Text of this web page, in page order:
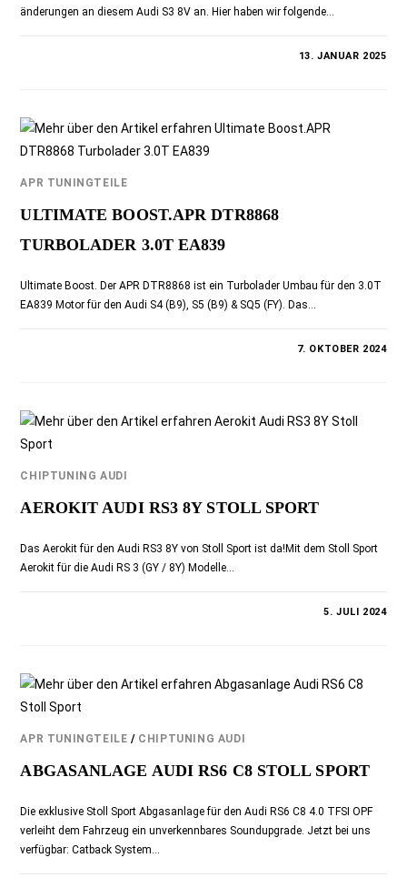
änderungen an diesem Audi S3 8V an. Hier haben wir folgende…
13. JANUAR 2025
APR TUNINGTEILE
ULTIMATE BOOST.APR DTR8868
TURBOLADER 3.0T EA839
Ultimate Boost. Der APR DTR8868 ist ein Turbolader Umbau für den 3.0T
EA839 Motor für den Audi S4 (B9), S5 (B9) & SQ5 (FY). Das…
7. OKTOBER 2024
CHIPTUNING AUDI
AEROKIT AUDI RS3 8Y STOLL SPORT
Das Aerokit für den Audi RS3 8Y von Stoll Sport ist da!Mit dem Stoll Sport
Aerokit für die Audi RS 3 (GY / 8Y) Modelle…
5. JULI 2024
APR TUNINGTEILE / CHIPTUNING AUDI
ABGASANLAGE AUDI RS6 C8 STOLL SPORT
Die exklusive Stoll Sport Abgasanlage für den Audi RS6 C8 4.0 TFSI OPF
verleiht dem Fahrzeug ein unverkennbares Soundupgrade. Jetzt bei uns
verfügbar: Catback System…